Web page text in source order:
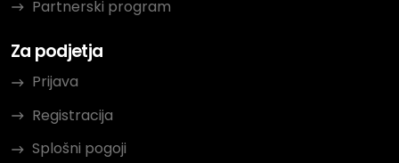
Partnerski program
Za podjetja
Prijava
Registracija
Splošni pogoji